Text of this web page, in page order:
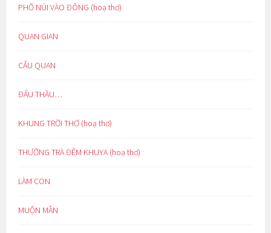
PHỐ NÚI VÀO ĐÔNG (hoạ thơ)
QUAN GIAN
CẨU QUAN
ĐẤU THẦU…
KHUNG TRỜI THƠ (hoạ thơ)
THƯỞNG TRÀ ĐÊM KHUYA (hoạ thơ)
LÀM CON
MUỘN MẰN